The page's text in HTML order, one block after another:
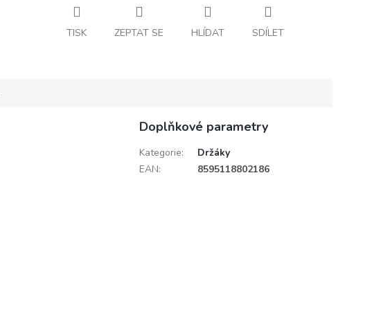
TISK ZEPTAT SE HLÍDAT SDÍLET
Doplňkové parametry
Kategorie:
Držáky
EAN: 8595118802186